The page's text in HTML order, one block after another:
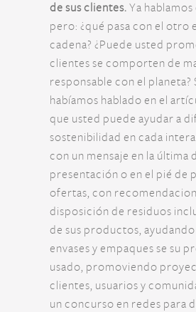
de sus clientes. Ya
pero: ¿qué pasa con el otro
cadena? ¿Puede usted
clientes se comporten de
responsable con el planeta?
habíamos hablado en el
que usted puede ayudar a
sostenibilidad en cada
con un mensaje en la última
presentación o en el pié de
ofertas, con
disposición de residuos
de sus productos,
envases y empaques se su
usado, promoviendo
clientes, usuarios y
un concurso en redes para